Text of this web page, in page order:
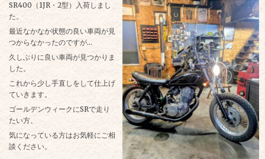
SR400（1JR・2型）入荷しまし
た。
最近なかなか状態の良い車両が見
つからなかったのですが…
久しぶりに良い車両が見つかりま
した。
これから少し手直しをして仕上げ
ていきます。
ゴールデンウィークにSRで走り
たい方、
気になっている方はお気軽にご相
談ください。